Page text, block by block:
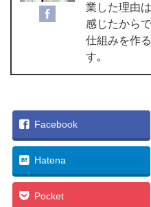
業した理由
感じたから
仕組みを作
す｡
Facebook
Hatena
Pocket